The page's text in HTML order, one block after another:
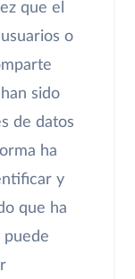
que el
o
sido
de datos
ha
y
que ha
puede